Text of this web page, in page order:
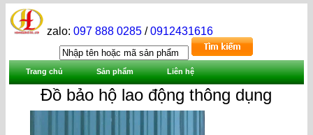
zalo:097 888 0285 /0912431616
Trang chủ Sản phẩm Liên hệ
Đồ bảo hộ lao động thông dụng